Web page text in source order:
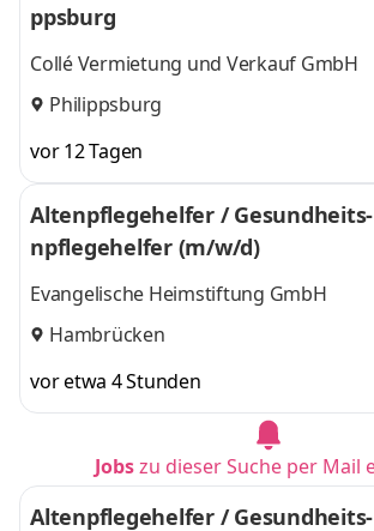
ppsburg
Collé Vermietung und Verkauf GmbH
Philippsburg
vor 12 Tagen
Altenpflegehelfer /
npflegehelfer (m/w/d)
Evangelische Heimstiftung GmbH
Hambrücken
vor etwa 4 Stunden
Jobszu dieser Suche per Mail
Altenpflegehelfer /